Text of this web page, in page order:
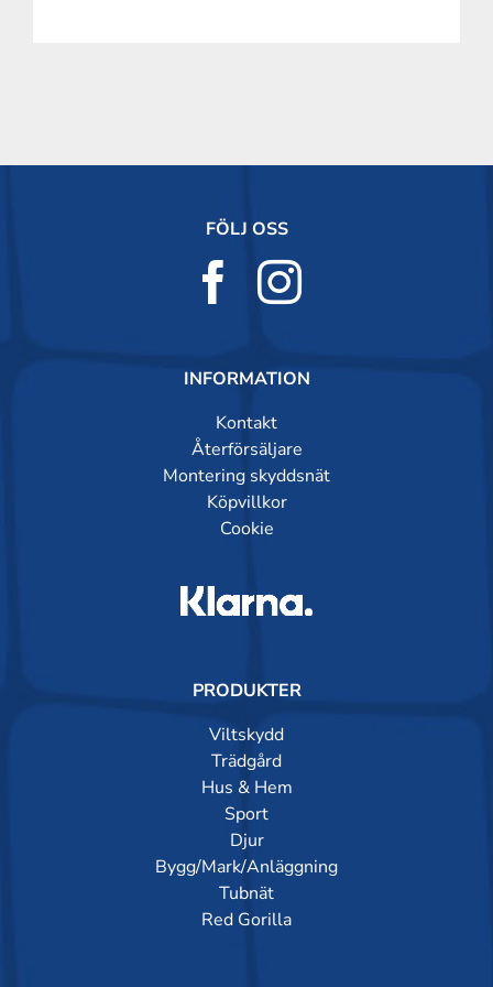
FÖLJ OSS
INFORMATION
Kontakt
Återförsäljare
Montering skyddsnät
Köpvillkor
Cookie
PRODUKTER
Viltskydd
Trädgård
Hus & Hem
Sport
Djur
Bygg/Mark/Anläggning
Tubnät
Red Gorilla